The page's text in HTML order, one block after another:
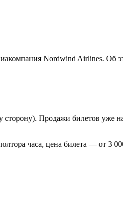
Nordwind Airlines. Об
сторону). Продажи билетов уже
часа, цена билета — от 3